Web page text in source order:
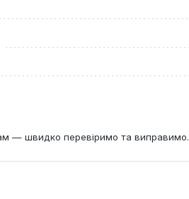
— швидко перевіримо та виправимо.